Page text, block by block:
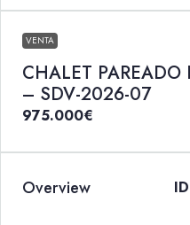
VENTA
CHALET
– SDV-2026-07
975.000€
Overview